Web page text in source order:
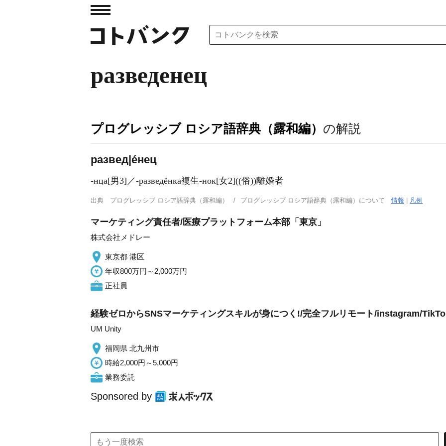
разведенец
プログレッシブ ロシア語辞典（露和編） の解説
развед|е́нец
-нца[男3]／‐разведёнка複生-нок[女2]((俗))離婚者
出典 プログレッシブ ロシア語辞典（露和編） プログレッシブ ロシア語辞典（露和編）について情報 凡例
マーケティング責任者/医療プラットフォーム本部「東京」
株式会社メドレー
東京都 港区
年収800万円～2,000万円
正社員
経験ゼロからSNSマーケティングスキルが身につく!/完全フルリモート/instagram/
UM Unity
福岡県 北九州市
時給2,000円～5,000円
業務委託
Sponsored by